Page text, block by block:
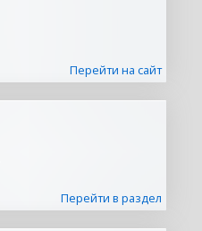
Перейти на сайт
Перейти в раздел